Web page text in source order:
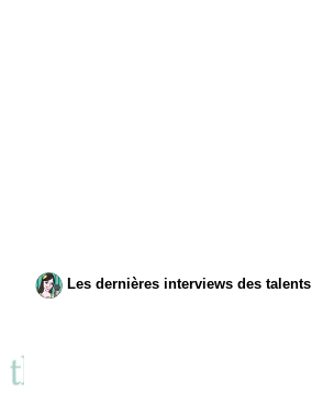
Les dernières interviews des talents